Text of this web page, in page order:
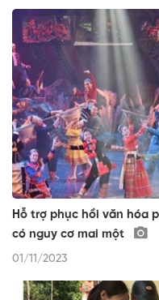
Hỗ trợ phục hồi văn hóa
có nguy cơ mai một
01/11/2023